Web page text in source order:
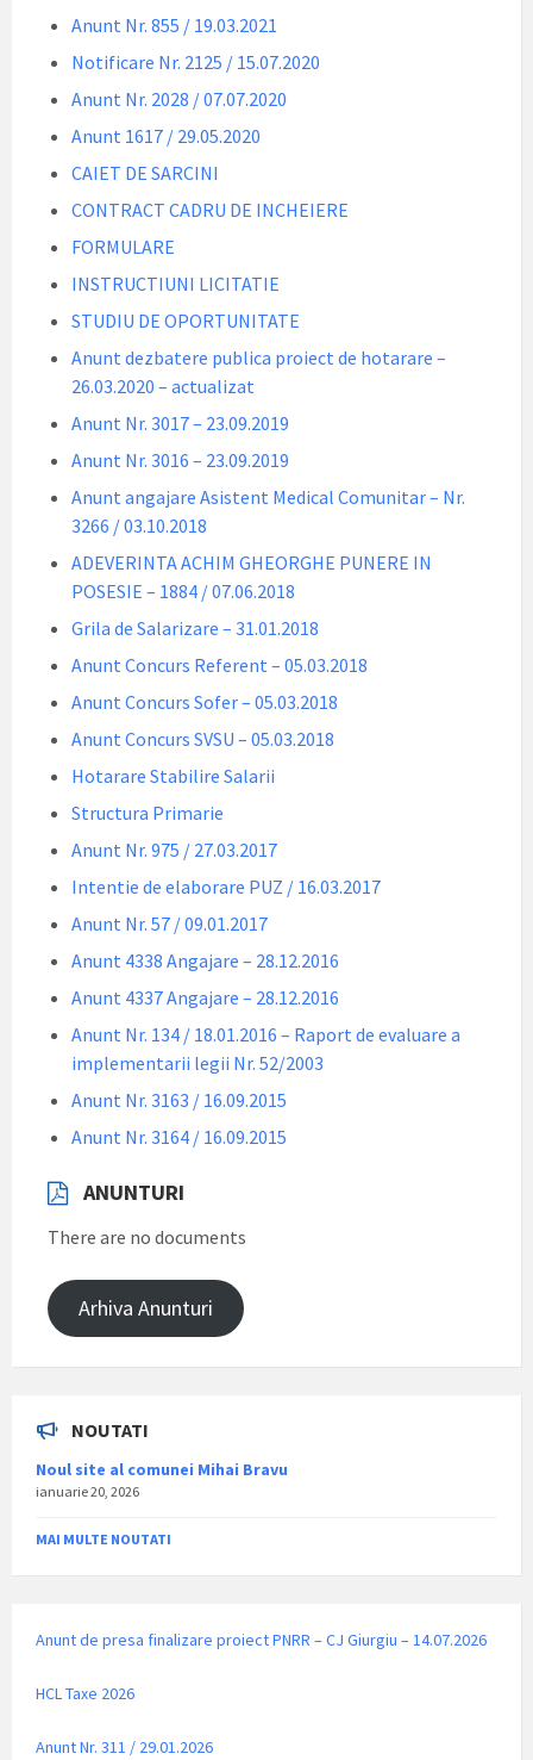
Anunt Nr. 855 / 19.03.2021
Notificare Nr. 2125 / 15.07.2020
Anunt Nr. 2028 / 07.07.2020
Anunt 1617 / 29.05.2020
CAIET DE SARCINI
CONTRACT CADRU DE INCHEIERE
FORMULARE
INSTRUCTIUNI LICITATIE
STUDIU DE OPORTUNITATE
Anunt dezbatere publica proiect de hotarare –
26.03.2020 – actualizat
Anunt Nr. 3017 – 23.09.2019
Anunt Nr. 3016 – 23.09.2019
Anunt angajare Asistent Medical Comunitar – Nr.
3266 / 03.10.2018
ADEVERINTA ACHIM GHEORGHE PUNERE IN
POSESIE – 1884 / 07.06.2018
Grila de Salarizare – 31.01.2018
Anunt Concurs Referent – 05.03.2018
Anunt Concurs Sofer – 05.03.2018
Anunt Concurs SVSU – 05.03.2018
Hotarare Stabilire Salarii
Structura Primarie
Anunt Nr. 975 / 27.03.2017
Intentie de elaborare PUZ / 16.03.2017
Anunt Nr. 57 / 09.01.2017
Anunt 4338 Angajare – 28.12.2016
Anunt 4337 Angajare – 28.12.2016
Anunt Nr. 134 / 18.01.2016 – Raport de evaluare a
implementarii legii Nr. 52/2003
Anunt Nr. 3163 / 16.09.2015
Anunt Nr. 3164 / 16.09.2015
ANUNTURI
There are no documents
Arhiva Anunturi
NOUTATI
Noul site al comunei Mihai Bravu
ianuarie 20, 2026
MAI MULTE NOUTATI
Anunt de presa finalizare proiect PNRR – CJ Giurgiu – 14.07.2026
HCL Taxe 2026
Anunt Nr. 311 / 29.01.2026